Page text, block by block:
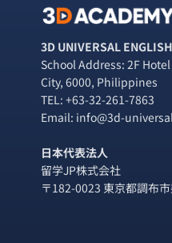
キ
ン
グ
ガ
イ
ド
セ
ガ
3D UNIVERSAL
School Address: 2F
City, 6000, Philippines
TEL: +63-32-261-7863
Email: info@3d-
日本代表法人
留学JP株式会社
〒182-0023 東京都調布